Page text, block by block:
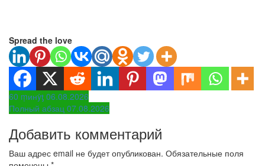
Spread the love
Навигация
по
записям
60 ṃинẏƫ 06.08.2026
Полный абзац 07.08.2026
Добавить комментарий
Ваш адрес email не будет опубликован. Обязательные поля